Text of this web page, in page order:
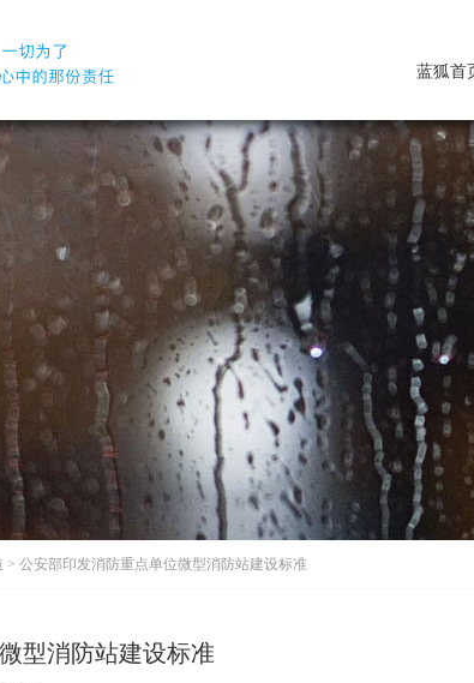
蓝狐首
> 公安部印发消防重点单位微型消防站建设标准
型消防站建设标准